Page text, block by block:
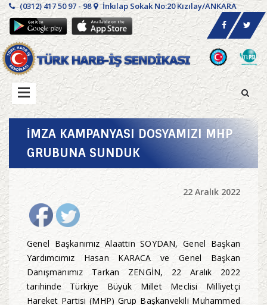
(0312) 417 50 97 - 98 İnkılap Sokak No:20 Kızılay/ANKARA
İMZA KAMPANYASI DOSYAMIZI MHP
GRUBUNA SUNDUK
22 Aralık 2022
Genel Başkanımız Alaattin SOYDAN, Genel Başkan
Yardımcımız Hasan KARACA ve Genel Başkan
Danışmanımız Tarkan ZENGİN, 22 Aralık 2022
tarihinde Türkiye Büyük Millet Meclisi Milliyetçi
Hareket Partisi (MHP) Grup Başkanvekili Muhammed